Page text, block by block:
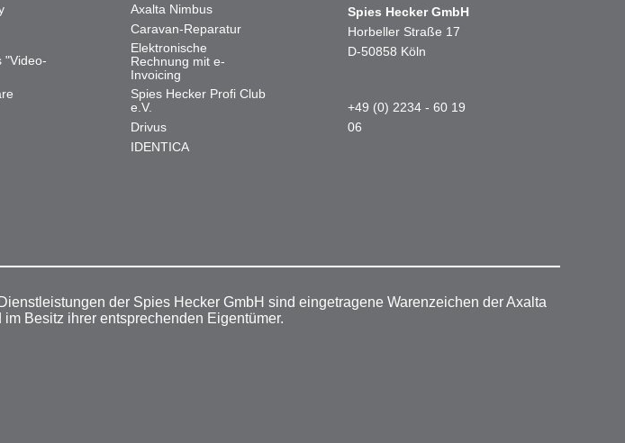
"Video-
Axalta Nimbus
Caravan-Reparatur
Elektronische
Rechnung mit e-
Invoicing
Spies Hecker Profi Club
e.V.
Drivus
IDENTICA
Spies Hecker GmbH
Horbeller Straße 17
D-50858 Köln
+49 (0) 2234 - 60 19
06
der Spies Hecker GmbH sind eingetragene Warenzeichen der Axalta
Besitz ihrer entsprechenden Eigentümer.